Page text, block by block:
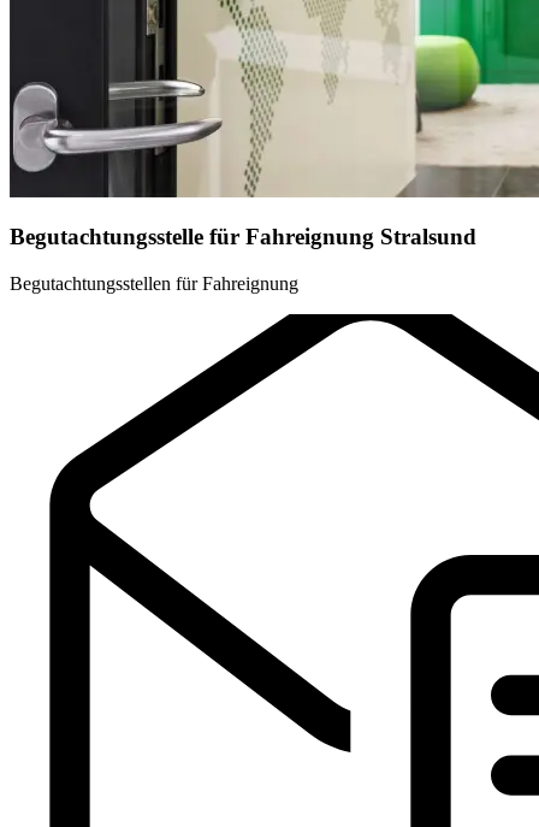
Begutachtungsstelle für Fahreignung Stralsund
Begutachtungsstellen für Fahreignung